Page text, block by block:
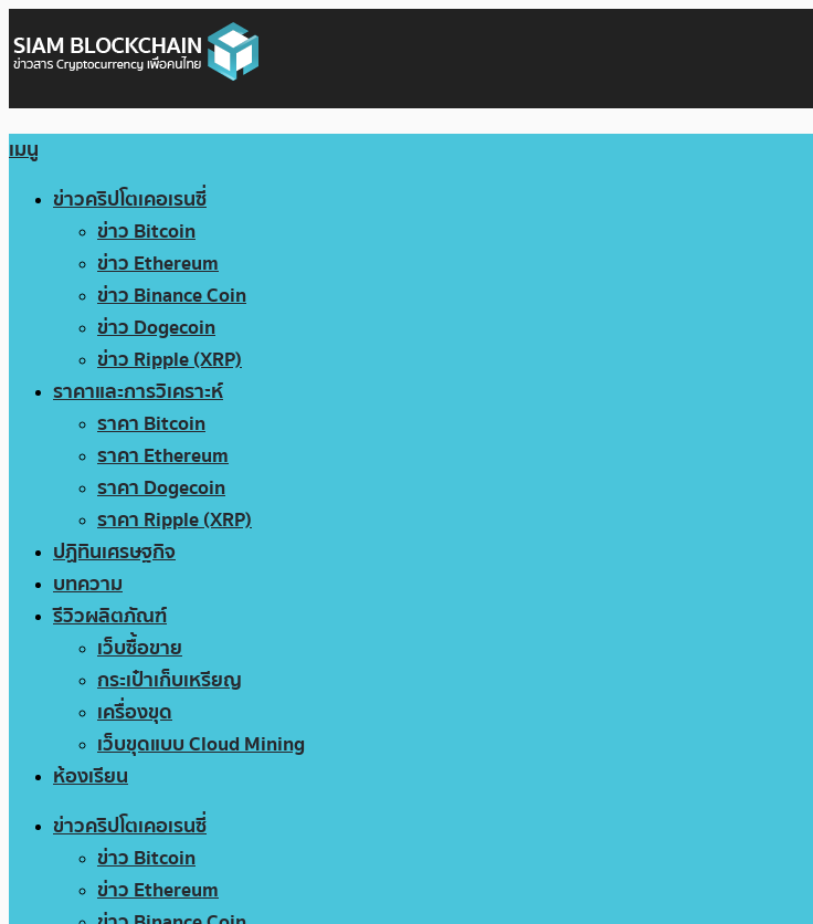
เมนู
ข่าวคริปโตเคอเรนซี่
ข่าว Bitcoin
ข่าว Ethereum
ข่าว Binance Coin
ข่าว Dogecoin
ข่าว Ripple (XRP)
ราคาและการวิเคราะห์
ราคา Bitcoin
ราคา Ethereum
ราคา Dogecoin
ราคา Ripple (XRP)
ปฏิทินเศรษฐกิจ
บทความ
รีวิวผลิตภัณฑ์
เว็บซื้อขาย
กระเป๋าเก็บเหรียญ
เครื่องขุด
เว็บขุดแบบ Cloud Mining
ห้องเรียน
ข่าวคริปโตเคอเรนซี่
ข่าว Bitcoin
ข่าว Ethereum